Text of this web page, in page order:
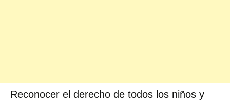
Reconocer el derecho de todos los niños y